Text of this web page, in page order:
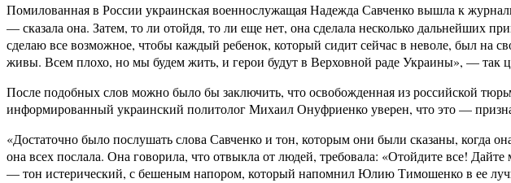
Помилованная в России украинская военнослужащая Надежда Савченко вышла к
— сказала она. Затем, то ли отойдя, то ли еще нет, она сделала несколько дальнейших
сделаю все возможное, чтобы каждый ребенок, который сидит сейчас в неволе, был на
живы. Всем плохо, но мы будем жить, и герои будут в Верховной раде Украины», —
После подобных слов можно было бы заключить, что освобожденная из российской
информированный украинский политолог Михаил Онуфриенко уверен, что это —
«Достаточно было послушать слова Савченко и тон, которым они были сказаны,
она всех послала. Она говорила, что отвыкла от людей, требовала: «Отойдите все!
— тон истерический, с бешеным напором, который напомнил Юлию Тимошенко в ее